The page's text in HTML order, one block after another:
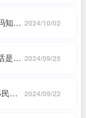
知乎, 2024/10/02
是多 2024/09/25
排
2024/09/22